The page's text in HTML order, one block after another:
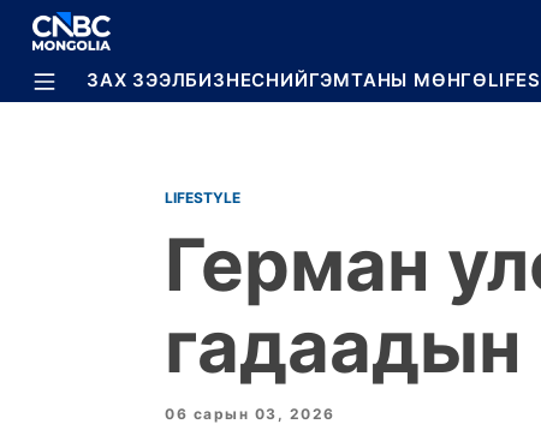
BREAKING
ЗАХ ЗЭЭЛБИЗНЕСНИЙГЭМТАНЫ МӨНГӨ
LIFESTYLE
Герман
гадаадын
06 сарын 03, 2026